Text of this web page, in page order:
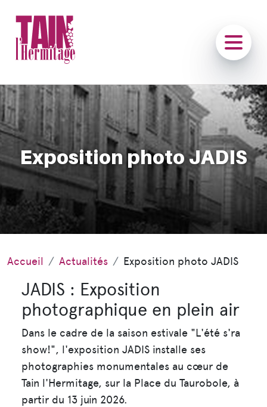
Exposition photo JADIS
Accueil Actualités Exposition photo JADIS
JADIS : Exposition
photographique en plein air
Dans le cadre de la saison estivale "L'été s'ra
show!", l'exposition JADIS installe ses
photographies monumentales au cœur de
Tain l'Hermitage, sur la Place du Taurobole, à
partir du 13 juin 2026.